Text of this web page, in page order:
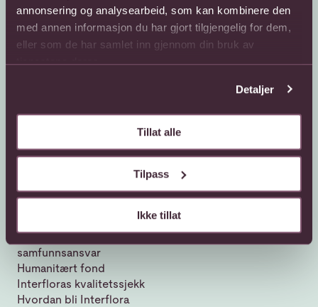
annonsering og analysearbeid, som kan kombinere den
med annen informasjon du har gjort tilgjengelig for dem,
eller som de har samlet inn gjennom din bruk av
tjenestene deres.
Detaljer
Tillat alle
Tilpass
Ikke tillat
66 85 75 50
Mandag - fredag
08:00 - 18:00
Finn butikk
800 40 400
Mandag - fredag
08:00 - 18:00
Sende blomster til
Bærekraft og
samfunnsansvar
Humanitært fond
Interfloras kvalitetssjekk
Hvordan bli Interflora